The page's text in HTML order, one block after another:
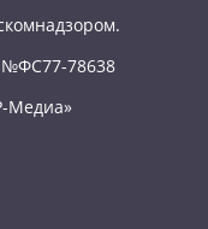
№ФС77-78638
Медиа»